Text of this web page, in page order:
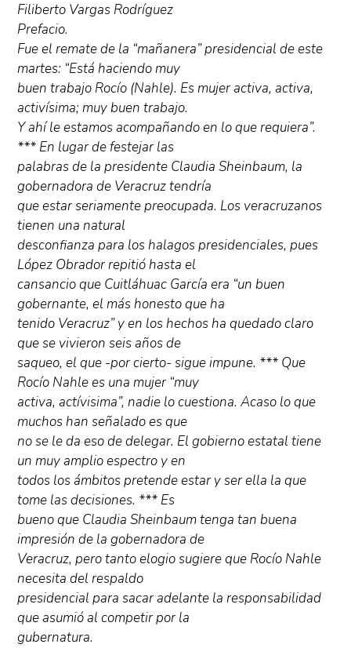
Filiberto Vargas Rodríguez
Prefacio.
Fue el remate de la “mañanera” presidencial de este
martes: “Está haciendo muy
buen trabajo Rocío (Nahle). Es mujer activa, activa,
activísima; muy buen trabajo.
Y ahí le estamos acompañando en lo que requiera”.
*** En lugar de festejar las
palabras de la presidente Claudia Sheinbaum, la
gobernadora de Veracruz tendría
que estar seriamente preocupada. Los veracruzanos
tienen una natural
desconfianza para los halagos presidenciales, pues
López Obrador repitió hasta el
cansancio que Cuitláhuac García era “un buen
gobernante, el más honesto que ha
tenido Veracruz” y en los hechos ha quedado claro
que se vivieron seis años de
saqueo, el que -por cierto- sigue impune. *** Que
Rocío Nahle es una mujer “muy
activa, actívisima”, nadie lo cuestiona. Acaso lo que
muchos han señalado es que
no se le da eso de delegar. El gobierno estatal tiene
un muy amplio espectro y en
todos los ámbitos pretende estar y ser ella la que
tome las decisiones. *** Es
bueno que Claudia Sheinbaum tenga tan buena
impresión de la gobernadora de
Veracruz, pero tanto elogio sugiere que Rocío Nahle
necesita del respaldo
presidencial para sacar adelante la responsabilidad
que asumió al competir por la
gubernatura.